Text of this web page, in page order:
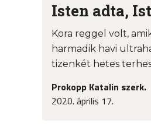
Isten adta,
Kora reggel volt,
harmadik havi
tizenkét hetes terhes
Prokopp Katalin szerk.
2020. április 17.